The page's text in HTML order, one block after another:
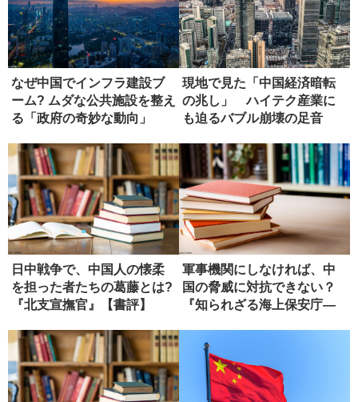
なぜ中国でインフラ建設ブ
ーム? ムダな公共施設を整え
る「政府の奇妙な動向」
現地で見た「中国経済暗転
の兆し」 ハイテク産業に
も迫るバブル崩壊の足音
日中戦争で、中国人の懐柔
を担った者たちの葛藤とは?
『北支宣撫官』【書評】
軍事機関にしなければ、中
国の脅威に対抗できない？
『知られざる海上保安庁―